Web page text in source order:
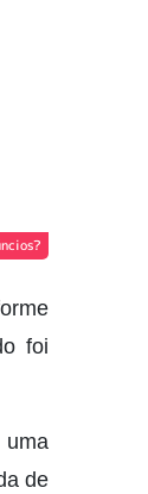
foi
de